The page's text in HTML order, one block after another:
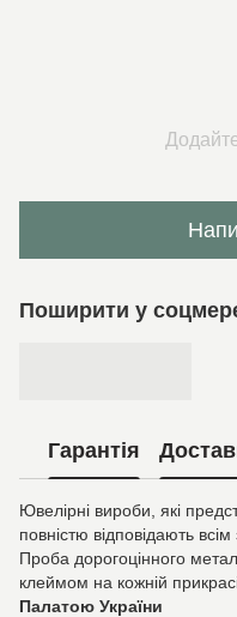
Поширити у
Гарантія
Ювелірні вироби, які
повністю відповідають
Проба дорогоцінного
клеймом на кожній
Палатою України